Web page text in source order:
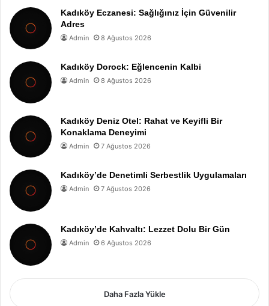
Kadıköy Eczanesi: Sağlığınız İçin Güvenilir
Adres
Admin 8 Ağustos 2026
Kadıköy Dorock: Eğlencenin Kalbi
Admin 8 Ağustos 2026
Kadıköy Deniz Otel: Rahat ve Keyifli Bir
Konaklama Deneyimi
Admin 7 Ağustos 2026
Kadıköy’de Denetimli Serbestlik Uygulamaları
Admin 7 Ağustos 2026
Kadıköy’de Kahvaltı: Lezzet Dolu Bir Gün
Admin 6 Ağustos 2026
Daha Fazla Yükle